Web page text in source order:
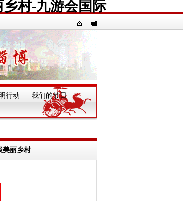
村-九游会国际
行动 我们的节日 一
美丽乡村